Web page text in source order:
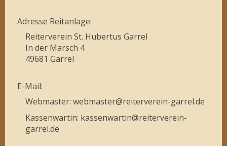
Adresse Reitanlage:
Reiterverein St. Hubertus Garrel
In der Marsch 4
49681 Garrel
E-Mail:
Webmaster: webmaster@reiterverein-garrel.de
Kassenwartin: kassenwartin@reiterverein-
garrel.de